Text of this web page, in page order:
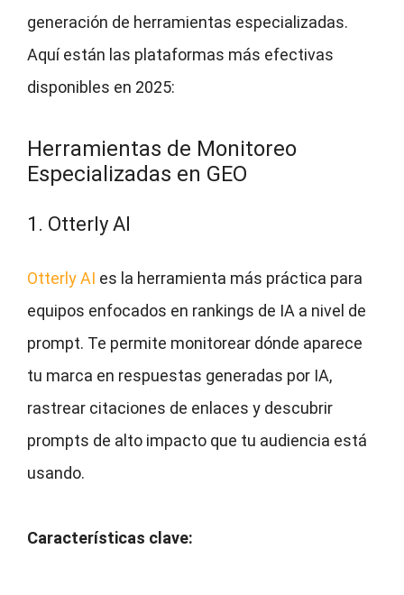
generación de herramientas especializadas.
Aquí están las plataformas más efectivas
disponibles en 2025:
Herramientas de Monitoreo
Especializadas en GEO
1. Otterly AI
Otterly AI es la herramienta más práctica para
equipos enfocados en rankings de IA a nivel de
prompt. Te permite monitorear dónde aparece
tu marca en respuestas generadas por IA,
rastrear citaciones de enlaces y descubrir
prompts de alto impacto que tu audiencia está
usando.
Características clave: